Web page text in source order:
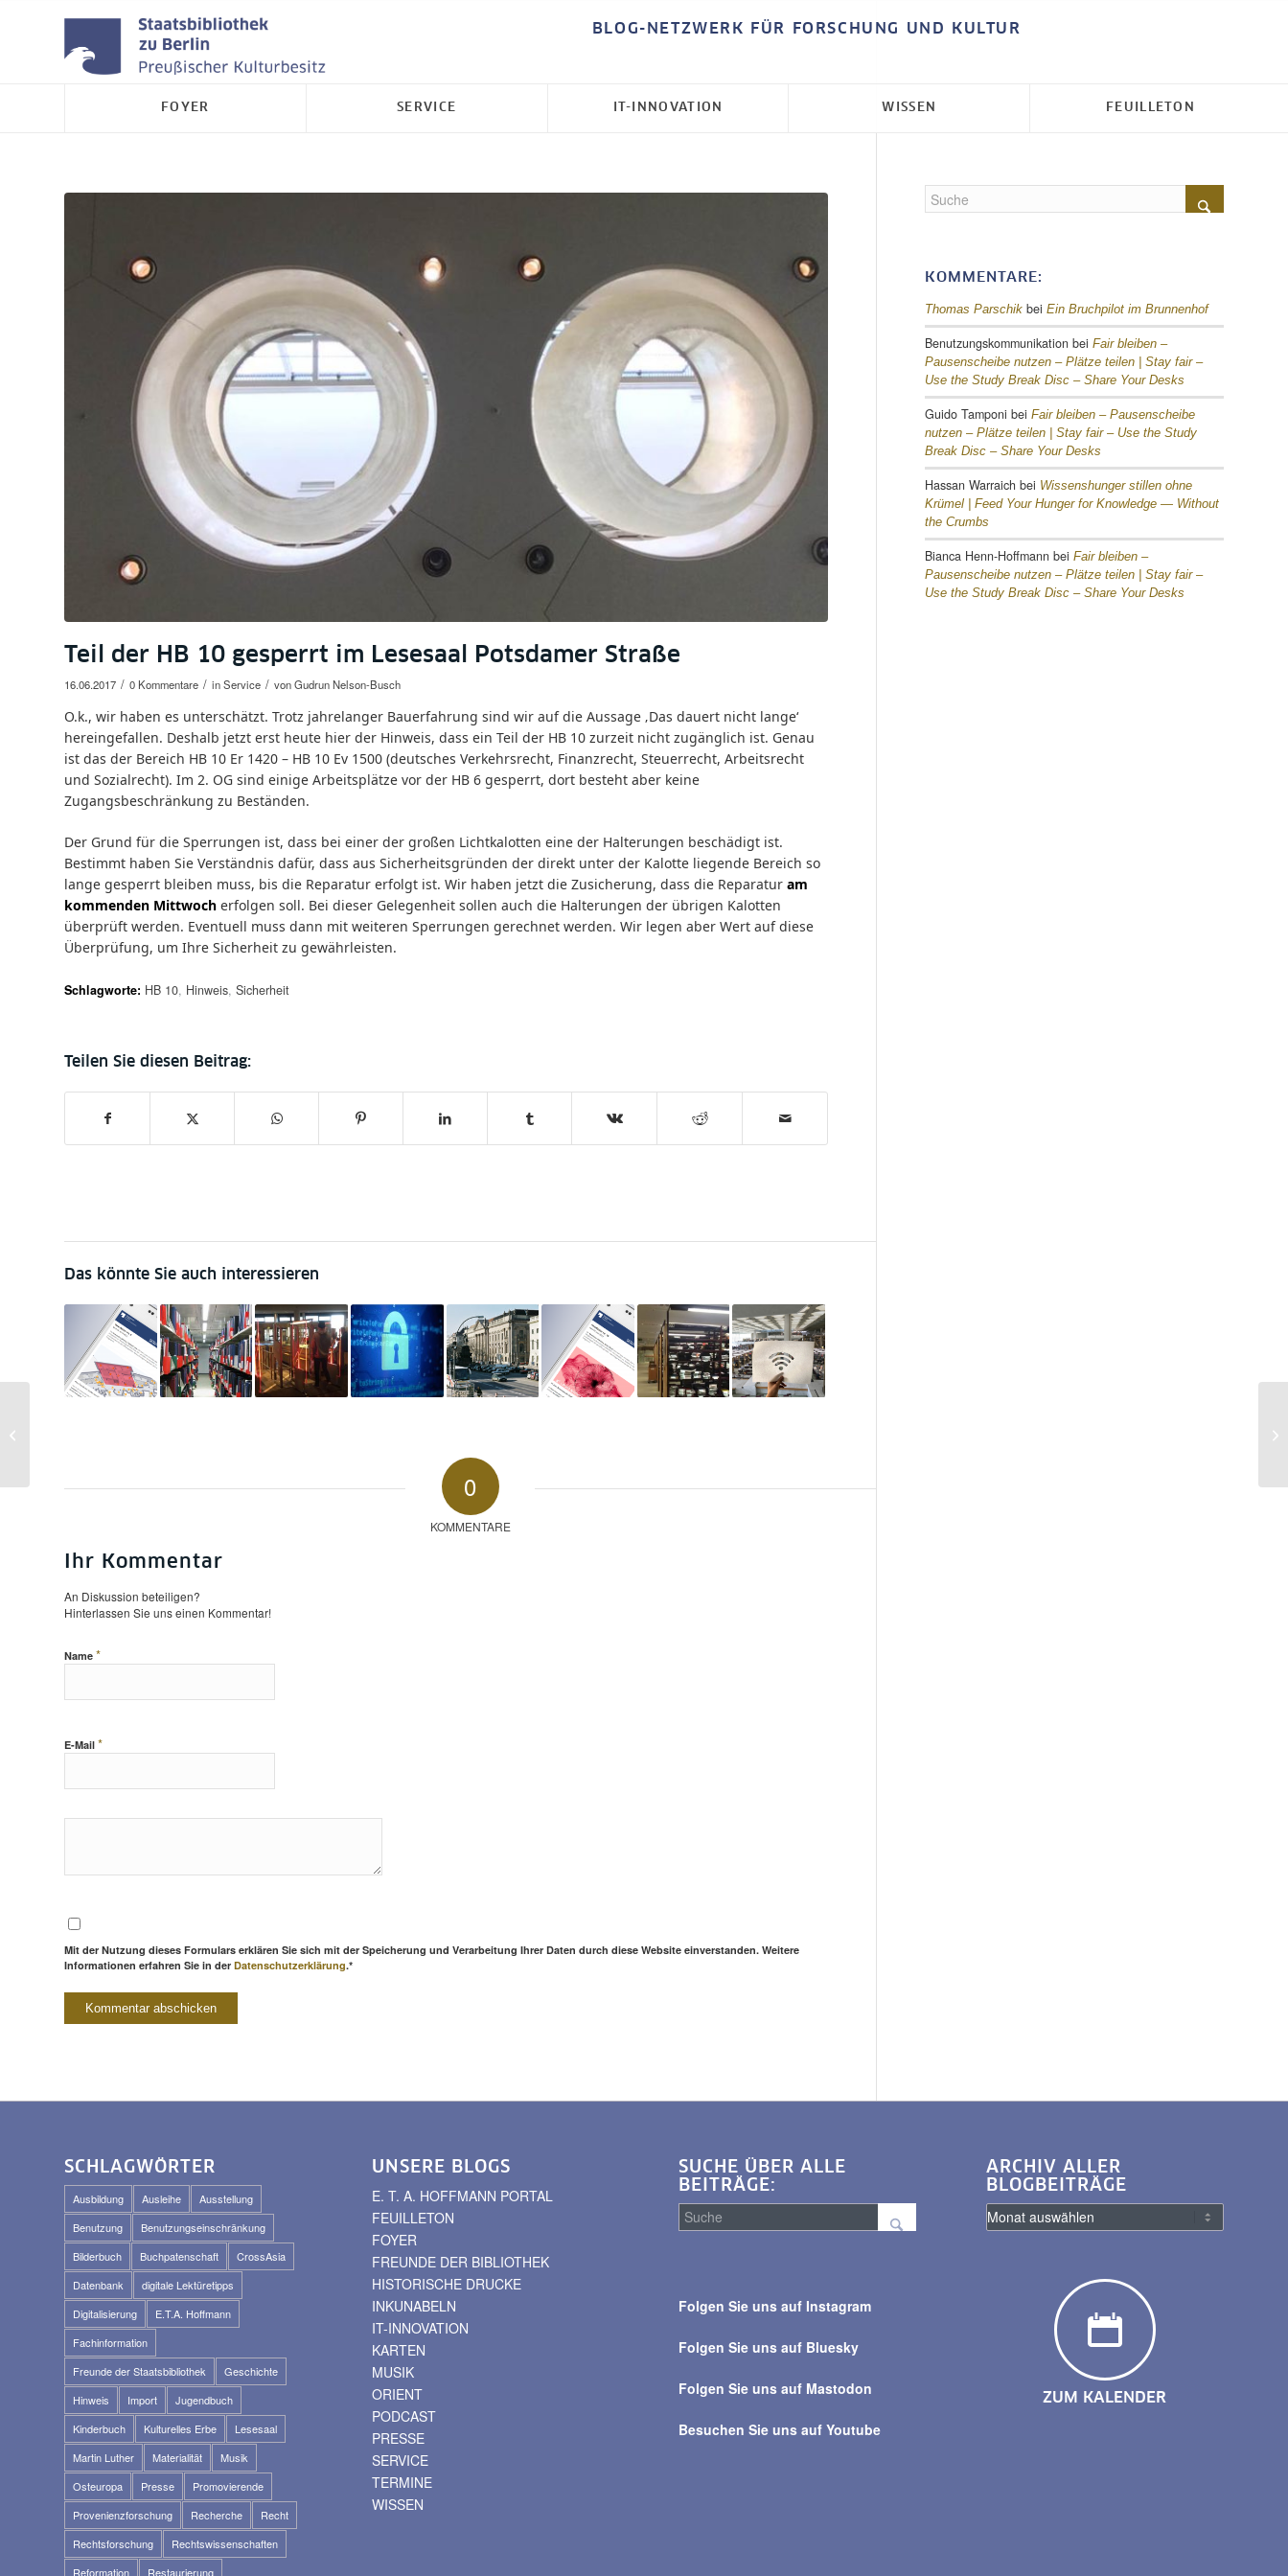
BLOG-NETZWERK FÜR FORSCHUNG UND KULTUR
FOYER SERVICE IT-INNOVATION WISSEN FEUILLETON
Teil der HB 10 gesperrt im Lesesaal Potsdamer Straße
16.06.2017 / 0 Kommentare / inService / vonGudrun Nelson-Busch
O.k., wir haben es unterschätzt. Trotz jahrelanger Bauerfahrung sind wir auf die Aussage ‚Das dauert nicht lange‘
hereingefallen. Deshalb jetzt erst heute hier der Hinweis, dass ein Teil der HB 10 zurzeit nicht zugänglich ist. Genau
ist das der Bereich HB 10 Er 1420 – HB 10 Ev 1500 (deutsches Verkehrsrecht, Finanzrecht, Steuerrecht, Arbeitsrecht
und Sozialrecht). Im 2. OG sind einige Arbeitsplätze vor der HB 6 gesperrt, dort besteht aber keine
Zugangsbeschränkung zu Beständen.
Der Grund für die Sperrungen ist, dass bei einer der großen Lichtkalotten eine der Halterungen beschädigt ist.
Bestimmt haben Sie Verständnis dafür, dass aus Sicherheitsgründen der direkt unter der Kalotte liegende Bereich so
lange gesperrt bleiben muss, bis die Reparatur erfolgt ist. Wir haben jetzt die Zusicherung, dass die Reparatur am
kommenden Mittwoch erfolgen soll. Bei dieser Gelegenheit sollen auch die Halterungen der übrigen Kalotten
überprüft werden. Eventuell muss dann mit weiteren Sperrungen gerechnet werden. Wir legen aber Wert auf diese
Überprüfung, um Ihre Sicherheit zu gewährleisten.
Schlagworte: HB 10, Hinweis, Sicherheit
Das könnte Sie auch interessieren
0
KOMMENTARE
Ihr Kommentar
An Diskussion beteiligen?
Hinterlassen Sie uns einen Kommentar!
Name *
E-Mail *
Mit der Nutzung dieses Formulars erklären Sie sich mit der Speicherung und Verarbeitung Ihrer Daten durch diese Website einverstanden. Weitere
Informationen erfahren Sie in der Datenschutzerklärung.*
KOMMENTARE:
Thomas Parschik bei Ein Bruchpilot im Brunnenhof
Benutzungskommunikation bei Fair bleiben –
Pausenscheibe nutzen – Plätze teilen | Stay fair –
Use the Study Break Disc – Share Your Desks
Guido Tamponi bei Fair bleiben – Pausenscheibe
nutzen – Plätze teilen | Stay fair – Use the Study
Break Disc – Share Your Desks
Hassan Warraich bei Wissenshunger stillen ohne
Krümel | Feed Your Hunger for Knowledge — Without
the Crumbs
Bianca Henn-Hoffmann bei Fair bleiben –
Pausenscheibe nutzen – Plätze teilen | Stay fair –
Use the Study Break Disc – Share Your Desks
SCHLAGWÖRTER
Ausbildung Ausleihe
Ausstellung
Benutzung
Benutzungseinschränkung
Bilderbuch
Buchpatenschaft
CrossAsia
Datenbank
digitale Lektüretipps
Digitalisierung
E.T.A. Hoffmann
Fachinformation
Freunde der Staatsbibliothek
Geschichte
Hinweis
Import
Jugendbuch
Kinderbuch
Kulturelles Erbe
Lesesaal
Martin Luther
Materialität
Musik
Osteuropa
Presse
Promovierende
Provenienzforschung
Recherche
Recht
Rechtsforschung
Rechtswissenschaften
Reformation
Restaurierung
UNSERE BLOGS
E. T. A. HOFFMANN PORTAL
FEUILLETON
FOYER
FREUNDE DER BIBLIOTHEK
HISTORISCHE DRUCKE
INKUNABELN
IT-INNOVATION
KARTEN
MUSIK
ORIENT
PODCAST
PRESSE
SERVICE
TERMINE
WISSEN
SUCHE ÜBER ALLE
BEITRÄGE:
alle
Folgen Sie uns auf Instagram
Folgen Sie uns auf Bluesky
Folgen Sie uns auf Mastodon
Besuchen Sie uns auf Youtube
ARCHIV ALLER
BLOGBEITRÄGE
ZUM KALENDER